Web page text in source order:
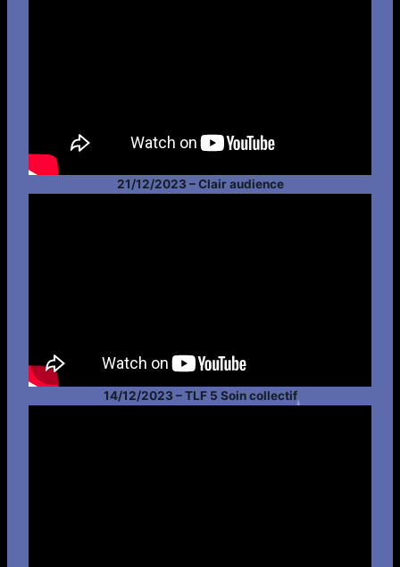
21/12/2023 – Clair audience
14/12/2023 – TLF 5 Soin collectif